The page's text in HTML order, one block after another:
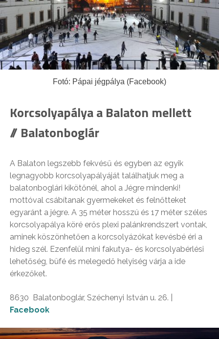
Fotó: Pápai jégpálya (Facebook)
Korcsolyapálya a Balaton mellett
// Balatonboglár
A Balaton legszebb fekvésű és egyben az egyik
legnagyobb korcsolyapályáját találhatjuk meg a
balatonboglári kikötőnél, ahol a Jégre mindenki!
mottóval csábítanak gyermekeket és felnőtteket
egyaránt a jégre. A 35 méter hosszú és 17 méter széles
korcsolyapálya köré erős plexi palánkrendszert vontak,
aminek köszönhetően a korcsolyázókat kevésbé éri a
hideg szél. Ezenfelül mini fakutya- és korcsolyabérlési
lehetőség, büfé és melegedő helyiség várja a ide
érkezőket.
8630 Balatonboglár, Széchenyi István u. 26. |
Facebook